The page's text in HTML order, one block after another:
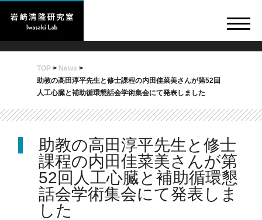
TOP> News >
助教の高田淳平先生と修士課程の内田佳菜美さんが第52回
人工心臓と補助循環懇話会学術集会にて発表しました
助教の高田淳平先生と修士
課程の内田佳菜美さんが第
52回人工心臓と補助循環懇
話会学術集会にて発表しま
した